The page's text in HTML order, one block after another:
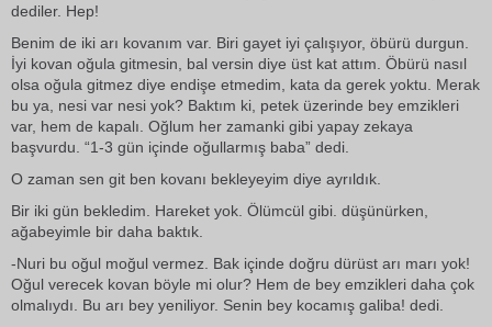
dediler. Hep!
Benim de iki arı kovanım var. Biri gayet iyi çalışıyor, öbürü durgun.
İyi kovan oğula gitmesin, bal versin diye üst kat attım. Öbürü nasıl
olsa oğula gitmez diye endişe etmedim, kata da gerek yoktu. Merak
bu ya, nesi var nesi yok? Baktım ki, petek üzerinde bey emzikleri
var, hem de kapalı. Oğlum her zamanki gibi yapay zekaya
başvurdu. “1-3 gün içinde oğullarmış baba” dedi.
O zaman sen git ben kovanı bekleyeyim diye ayrıldık.
Bir iki gün bekledim. Hareket yok. Ölümcül gibi. düşünürken,
ağabeyimle bir daha baktık.
-Nuri bu oğul moğul vermez. Bak içinde doğru dürüst arı marı yok!
Oğul verecek kovan böyle mi olur? Hem de bey emzikleri daha çok
olmalıydı. Bu arı bey yeniliyor. Senin bey kocamış galiba! dedi.